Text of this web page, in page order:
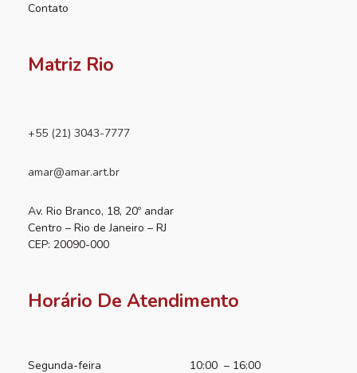
Contato
Matriz Rio
+55 (21) 3043-7777
amar@amar.art.br
Av. Rio Branco, 18, 20º andar
Centro – Rio de Janeiro – RJ
CEP: 20090-000
Horário De Atendimento
Segunda-feira 10:00 – 16:00